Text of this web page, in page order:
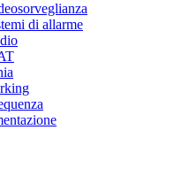
di allarme